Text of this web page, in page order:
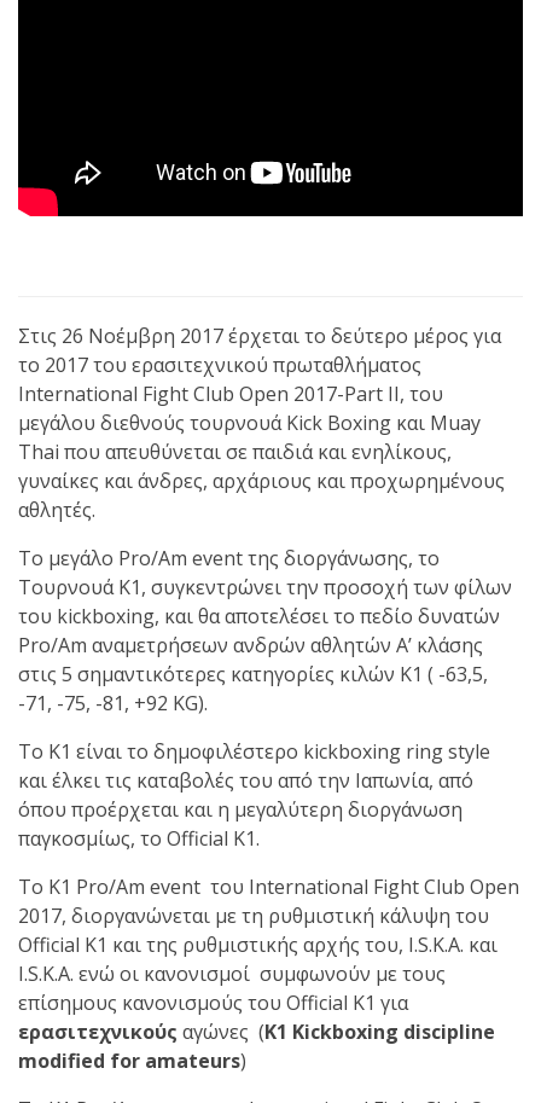
Στις 26 Νοέμβρη 2017 έρχεται τo δεύτερο μέρος για
το 2017 του ερασιτεχνικού πρωταθλήματος
International Fight Club Open 2017-Part II, του
μεγάλου διεθνούς τουρνουά Kick Boxing και Muay
Thai που απευθύνεται σε παιδιά και ενηλίκους,
γυναίκες και άνδρες, αρχάριους και προχωρημένους
αθλητές.
Tο μεγάλο Pro/Am event της διοργάνωσης, το
Τουρνουά Κ1, συγκεντρώνει την προσοχή των φίλων
του kickboxing, και θα αποτελέσει το πεδίο δυνατών
Pro/Am αναμετρήσεων ανδρών αθλητών Α’ κλάσης
στις 5 σημαντικότερες κατηγορίες κιλών Κ1 ( -63,5,
-71, -75, -81, +92 KG).
To K1 είναι το δημοφιλέστερο kickboxing ring style
και έλκει τις καταβολές του από την Ιαπωνία, από
όπου προέρχεται και η μεγαλύτερη διοργάνωση
παγκοσμίως, το Official K1.
To Κ1 Pro/Am event του International Fight Club Open
2017, διοργανώνεται με τη ρυθμιστική κάλυψη του
Official K1 και της ρυθμιστικής αρχής του, I.S.K.A. και
I.S.K.A. ενώ οι κανονισμοί συμφωνούν με τους
επίσημους κανονισμούς του Official Κ1 για
ερασιτεχνικούς αγώνες (K­1 Kickboxing discipline
modified for amateurs)